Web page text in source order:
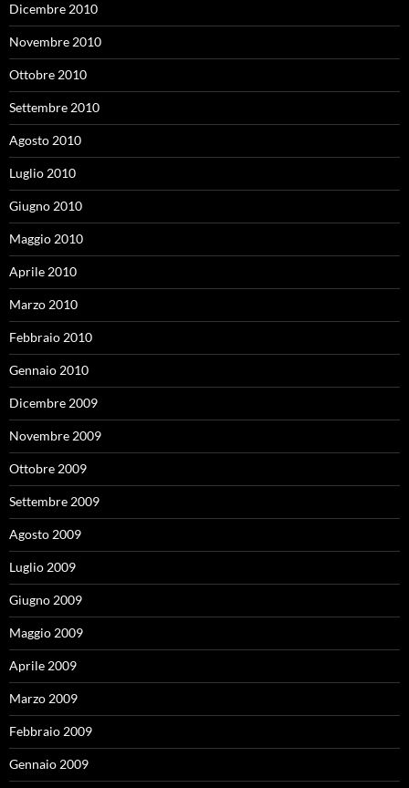
Dicembre 2010
Novembre 2010
Ottobre 2010
Settembre 2010
Agosto 2010
Luglio 2010
Giugno 2010
Maggio 2010
Aprile 2010
Marzo 2010
Febbraio 2010
Gennaio 2010
Dicembre 2009
Novembre 2009
Ottobre 2009
Settembre 2009
Agosto 2009
Luglio 2009
Giugno 2009
Maggio 2009
Aprile 2009
Marzo 2009
Febbraio 2009
Gennaio 2009